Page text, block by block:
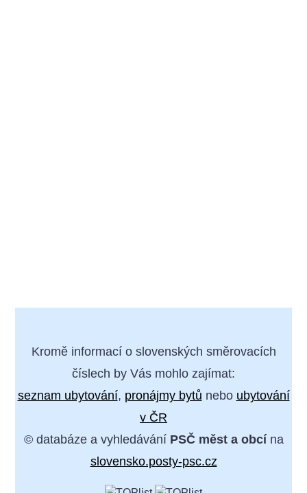
Kromě informací o slovenských směrovacích
číslech by Vás mohlo zajímat:
seznam ubytování, pronájmy bytů nebo ubytování
v ČR
© databáze a vyhledávání PSČ měst a obcína
slovensko.posty-psc.cz